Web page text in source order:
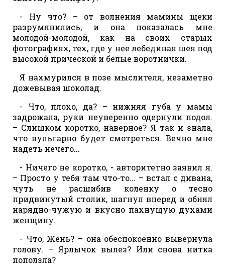
- Ну что? – от волнения мамины щеки
разрумянились, и она показалась мне
молодой-молодой, как на своих старых
фотографиях, тех, где у нее лебединая шея под
высокой прической и белые воротнички.
Я нахмурился в позе мыслителя, незаметно
дожевывая шоколад.
- Что, плохо, да? – нижняя губа у мамы
задрожала, руки неуверенно одернули подол.
– Слишком коротко, наверное? Я так и знала,
что вульгарно будет смотреться. Вечно мне
надеть нечего...
- Ничего не коротко, - авторитетно заявил я.
– Просто у тебя там что-то... – встал с дивана,
чуть не расшибив коленку о тесно
придвинутый столик, шагнул вперед и обнял
нарядно-чужую и вкусно пахнущую духами
женщину.
- Что, Жень? – она обеспокоенно вывернула
голову. – Ярлычок вылез? Или снова нитка
поползла?